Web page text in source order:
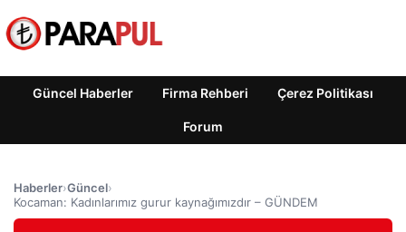
Güncel Haberler Firma Rehberi Çerez Politikası
Forum
Haberler›Güncel›
Kocaman: Kadınlarımız gurur kaynağımızdır – GÜNDEM